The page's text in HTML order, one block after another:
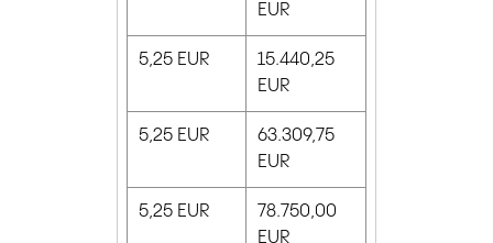
EUR
5,25 EUR
15.440,25
EUR
5,25 EUR
63.309,75
EUR
5,25 EUR
78.750,00
EUR